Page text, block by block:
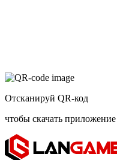
Отсканируй QR-код
чтобы скачать